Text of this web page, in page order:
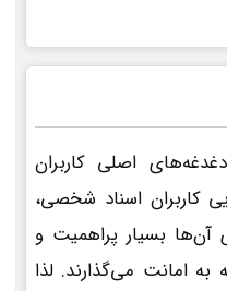
اصلی کاربران
کاربران اسناد شخصی،
آن‌ها بسیار پراهمیت و
امانت می‌گذارند. لذا